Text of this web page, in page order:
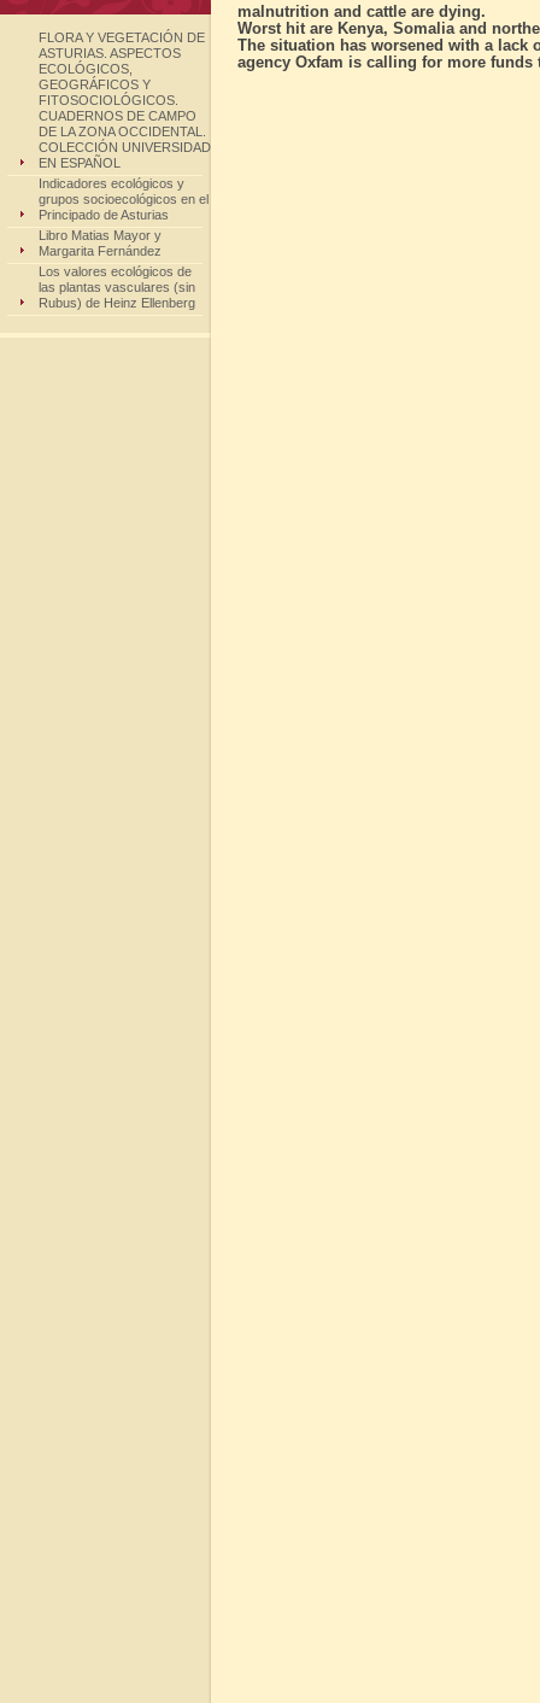
FLORA Y VEGETACIÓN DE
ASTURIAS. ASPECTOS
ECOLÓGICOS,
GEOGRÁFICOS Y
FITOSOCIOLÓGICOS.
CUADERNOS DE CAMPO
DE LA ZONA OCCIDENTAL.
COLECCIÓN UNIVERSIDAD
EN ESPAÑOL
Indicadores ecológicos y
grupos socioecológicos en el
Principado de Asturias
Libro Matias Mayor y
Margarita Fernández
Los valores ecológicos de
las plantas vasculares (sin
Rubus) de Heinz Ellenberg
malnutrition and cattle are dying.
Worst hit are Kenya, Somalia and
The situation has worsened with a lack
agency Oxfam is calling for more funds